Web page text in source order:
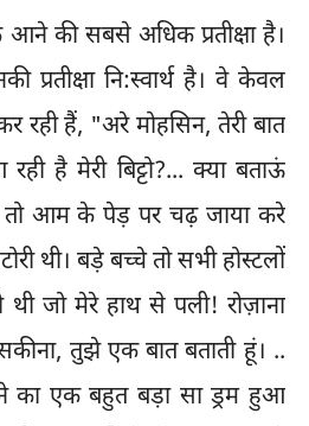
की सबसे अधिक प्रतीक्षा है।
प्रतीक्षा नि:स्वार्थ है। वे केवल
कर रही हैं, "अरे मोहसिन, तेरी बात
है मेरी बिट्टो?... क्या बताऊं
तो आम के पेड़ पर चढ़ जाया करे
थी। बड़े बच्चे तो सभी होस्टलों
जो मेरे हाथ से पली! रोज़ाना
तुझे एक बात बताती हूं। ..
का एक बहुत बड़ा सा ड्रम हुआ